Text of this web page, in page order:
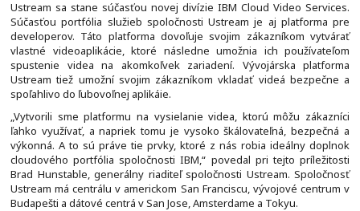
Ustream sa stane súčasťou novej divízie IBM Cloud Video Services.
Súčasťou portfólia služieb spoločnosti Ustream je aj platforma pre
developerov. Táto platforma dovoľuje svojim zákazníkom vytvárať
vlastné videoaplikácie, ktoré následne umožnia ich používateľom
spustenie videa na akomkoľvek zariadení. Vývojárska platforma
Ustream tiež umožní svojim zákazníkom vkladať videá bezpečne a
spoľahlivo do ľubovoľnej aplikáie.
„Vytvorili sme platformu na vysielanie videa, ktorú môžu zákazníci
ľahko využívať, a napriek tomu je vysoko škálovateľná, bezpečná a
výkonná. A to sú práve tie prvky, ktoré z nás robia ideálny doplnok
cloudového portfólia spoločnosti IBM,“ povedal pri tejto príležitosti
Brad Hunstable, generálny riaditeľ spoločnosti Ustream. Spoločnosť
Ustream má centrálu v americkom San Franciscu, vývojové centrum v
Budapešti a dátové centrá v San Jose, Amsterdame a Tokyu.